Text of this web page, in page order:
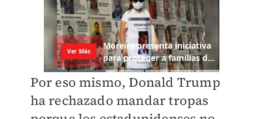
Por eso mismo, Donald Trump
ha rechazado mandar tropas